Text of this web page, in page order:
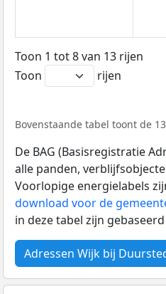
Toon 1 tot 8 van 13 rijen
Toon
rijen
Bovenstaande tabel toont de
De BAG (Basisregistratie
alle panden,
Voorlopige energielabels
download voor de
in deze tabel zijn
Adressen Wijk bij